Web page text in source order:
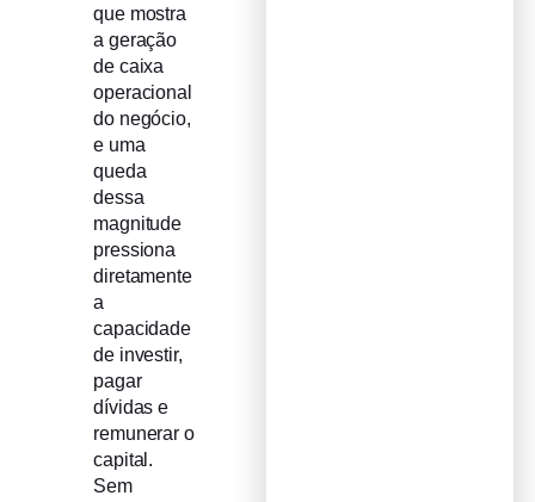
que mostra
a geração
de caixa
operacional
do negócio,
e uma
queda
dessa
magnitude
pressiona
diretamente
a
capacidade
de investir,
pagar
dívidas e
remunerar o
capital.
Sem